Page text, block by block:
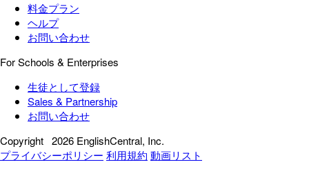
料金プラン
ヘルプ
お問い合わせ
For Schools & Enterprises
生徒として登録
Sales & Partnership
お問い合わせ
Copyright 2026 EnglishCentral, Inc.
プライバシーポリシー 利用規約 動画リスト